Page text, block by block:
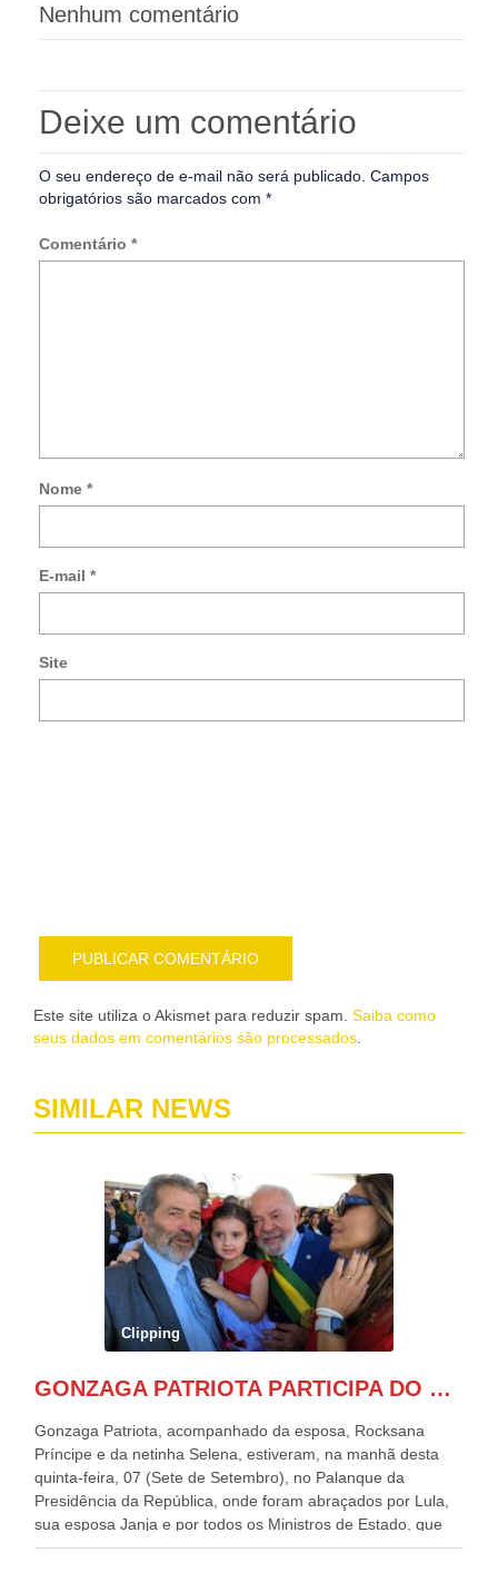
Nenhum comentário
Deixe um comentário
O seu endereço de e-mail não será publicado. Campos
obrigatórios são marcados com *
Comentário *
Nome *
E-mail *
Site
Este site utiliza o Akismet para reduzir spam. Saiba como
seus dados em comentários são processados
SIMILAR NEWS
Clipping
GONZAGA PATRIOTA PARTICIPA DO DESFILE DA INDEPENDÊNCIA NO PALANQUE DA PRESIDÊNCIA DA REPÚBLICA E É ABRAÇADO POR LULA E POR GERALDO ALCKMIN.
Gonzaga Patriota, acompanhado da esposa, Rocksana
Príncipe e da netinha Selena, estiveram, na manhã desta
quinta-feira, 07 (Sete de Setembro), no Palanque da
Presidência da República, onde foram abraçados por Lula,
sua esposa Janja e por todos os Ministros de Estado, que
estavam presentes, nos Desfiles da Independência da